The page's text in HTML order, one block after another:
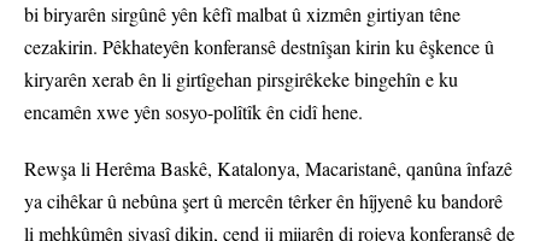
bi biryarên sirgûnê yên kêfî malbat û xizmên girtiyan têne
cezakirin. Pêkhateyên konferansê destnîşan kirin ku êşkence û
kiryarên xerab ên li girtîgehan pirsgirêkeke bingehîn e ku
encamên xwe yên sosyo-polîtîk ên cidî hene.
Rewşa li Herêma Baskê, Katalonya, Macaristanê, qanûna înfazê
ya cihêkar û nebûna şert û mercên têrker ên hîjyenê ku bandorê
li mehkûmên siyasî dikin, çend ji mijarên di rojeva konferansê de